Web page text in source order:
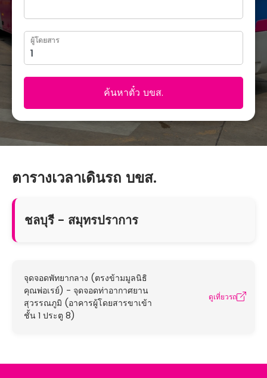
ผู้โดยสาร
ค้นหาตั๋ว บขส.
ตารางเวลาเดินรถ บขส.
ชลบุรี - สมุทรปราการ
จุดจอดพัทยากลาง (ตรงข้ามมูลนิธิ
คุณพ่อเรย์) - จุดจอดท่าอากาศยาน
สุวรรณภูมิ (อาคารผู้โดยสารขาเข้า
ชั้น 1 ประตู 8)
ดูเที่ยวรถ